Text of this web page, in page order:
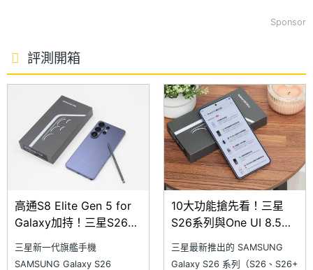
Sponsor
評測開箱
高通S8 Elite Gen 5 for
Galaxy加持！三星S26
Ultra效能跑分、電池續航
一次看
三星新一代旗艦手機
SAMSUNG Galaxy S26
10大功能搶先看！三星
S26系列與One UI 8.5特
色一次搞懂
三星最新推出的 SAMSUNG
Galaxy S26 系列（S26、S26+